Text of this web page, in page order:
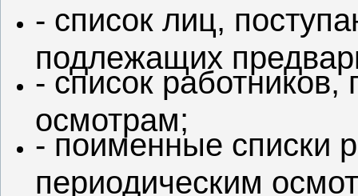
- список лиц,
подлежащих
- список
осмотрам;
- поименные списки
периодическим